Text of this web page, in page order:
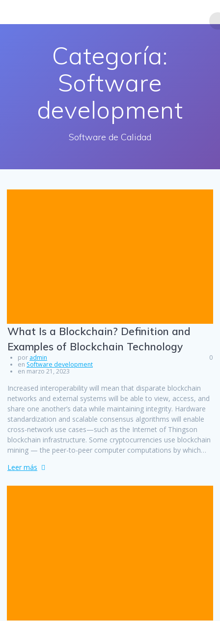
contenido
Categoría:
Software
development
Software de Calidad
What Is a Blockchain? Definition and
Examples of Blockchain Technology
por admin
en Software development
en marzo 21, 2023
0
Increased interoperability will mean that disparate blockchain
networks and external systems will be able to view, access, and
share one another’s data while maintaining integrity. Hardware
standardization and scalable consensus algorithms will enable
cross-network use cases—such as the Internet of Thingson
blockchain infrastructure. Some cryptocurrencies use blockchain
mining — the peer-to-peer computer computations by which…
Leer más